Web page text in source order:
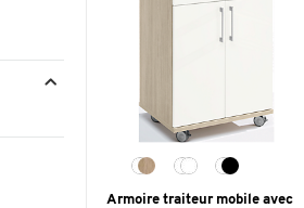
Armoire traiteur mobile avec